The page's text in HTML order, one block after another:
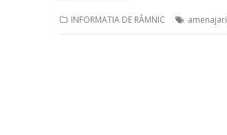
INFORMATIA DE RÂMNIC amenajari